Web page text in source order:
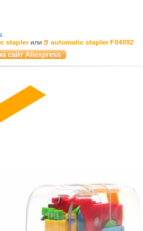
staplerили
automatic stapler F04092
сайт Aliexpress